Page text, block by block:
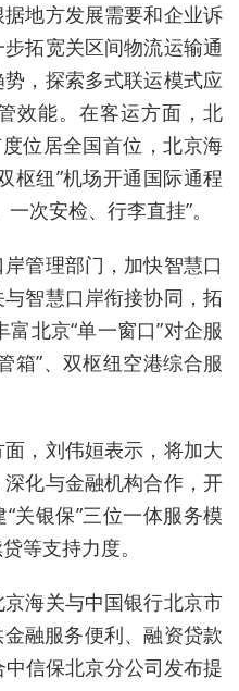
地方发展需要和企业诉
拓宽关区间物流运输通
，探索多式联运模式应
效能。在客运方面，北
位居全国首位，北京海
枢纽”机场开通国际通程
次安检、行李直挂”。
管理部门，加快智慧口
智慧口岸衔接协同，拓
富北京“单一窗口”对企服
箱”、双枢纽空港综合服
，刘伟姮表示，将加大
化与金融机构合作，开
关银保”三位一体服务模
等支持力度。
海关与中国银行北京市
融服务便利、融资贷款
信保北京分公司发布提